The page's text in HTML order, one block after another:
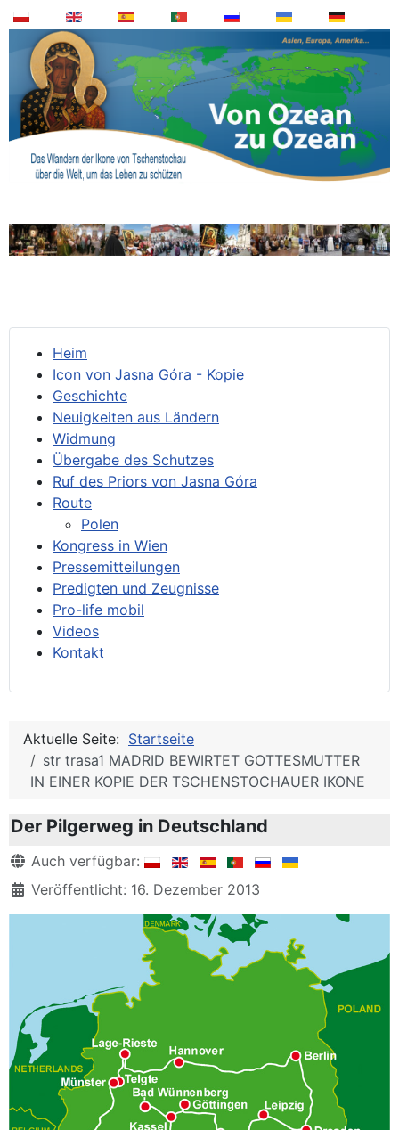
Heim
Icon von Jasna Góra - Kopie
Geschichte
Neuigkeiten aus Ländern
Widmung
Übergabe des Schutzes
Ruf des Priors von Jasna Góra
Route
Polen
Kongress in Wien
Pressemitteilungen
Predigten und Zeugnisse
Pro-life mobil
Videos
Kontakt
Aktuelle Seite: Startseite
str trasa1 MADRID BEWIRTET GOTTESMUTTER
IN EINER KOPIE DER TSCHENSTOCHAUER IKONE
Der Pilgerweg in Deutschland
DetailsAuch verfügbar:
Veröffentlicht: 16. Dezember 2013